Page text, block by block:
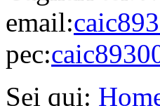
email:
pec:
Sei qui: